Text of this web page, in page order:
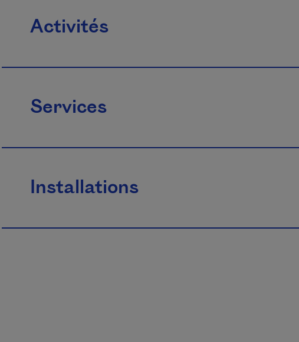
Activités
Services
Installations